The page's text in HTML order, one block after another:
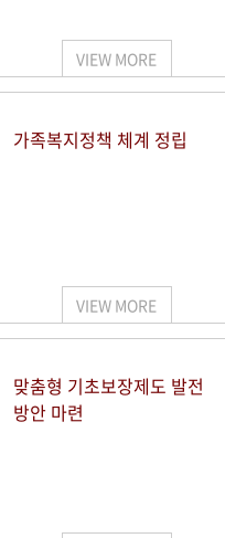
VIEW MORE
가족복지정책 체계 정립
VIEW MORE
맞춤형 기초보장제도 발전
방안 마련